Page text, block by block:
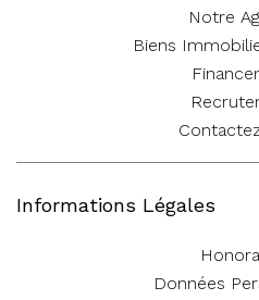
Notre
Biens
Informations Légales
Données